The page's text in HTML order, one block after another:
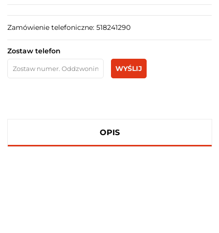
Zamówienie telefoniczne: 518241290
Zostaw telefon
WYŚLIJ
OPIS